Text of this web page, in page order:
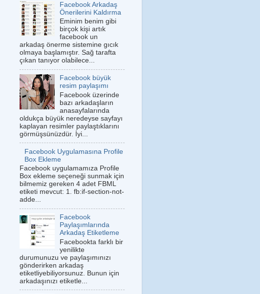
Facebook Arkadaş
Önerilerini Kaldırma
Eminim benim gibi
birçok kişi artık
facebook un
arkadaş önerme sistemine gıcık
olmaya başlamıştır. Sağ tarafta
çıkan tanıyor olabilece...
Facebook büyük
resim paylaşımı
Facebook üzerinde
bazı arkadaşların
anasayfalarında
oldukça büyük neredeyse sayfayı
kaplayan resimler paylaştıklarını
görmüşsünüzdür. İyi...
Facebook Uygulamasına Profile
Box Ekleme
Facebook uygulamamıza Profile
Box ekleme seçeneği sunmak için
bilmemiz gereken 4 adet FBML
etiketi mevcut: 1. fb:if-section-not-
adde...
Facebook
Paylaşımlarında
Arkadaş Etiketleme
Facebookta farklı bir
yenilikte
durumunuzu ve paylaşımınızı
gönderirken arkadaş
etiketliyebiliyorsunuz. Bunun için
arkadaşınızı etiketle...